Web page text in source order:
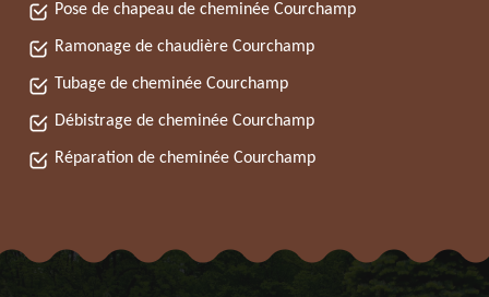
Pose de chapeau de cheminée Courchamp
Ramonage de chaudière Courchamp
Tubage de cheminée Courchamp
Débistrage de cheminée Courchamp
Réparation de cheminée Courchamp